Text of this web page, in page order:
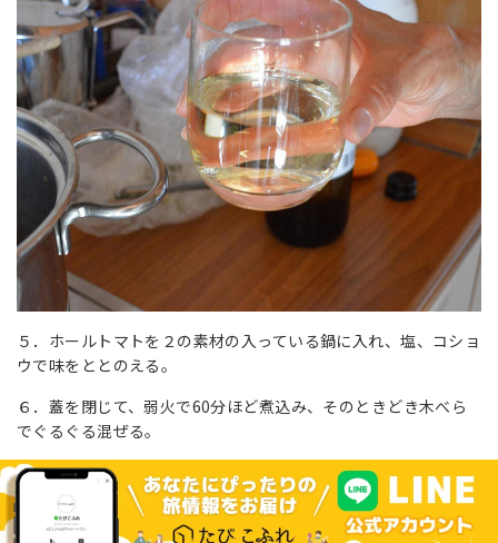
５．ホールトマトを２の素材の入っている鍋に入れ、塩、コショ
ウで味をととのえる。
６．蓋を閉じて、弱火で60分ほど煮込み、そのときどき木べら
でぐるぐる混ぜる。